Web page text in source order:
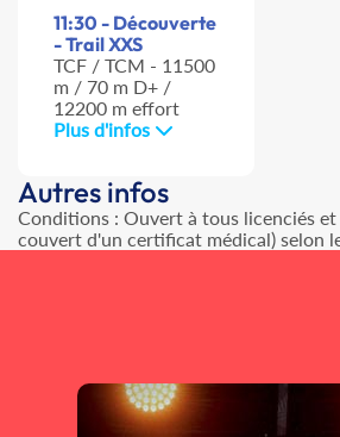
11:30 - Découverte
- Trail XXS
TCF / TCM - 11500
m / 70 m D+ /
12200 m effort
Plus d'infos
Autres infos
Conditions : Ouvert à tous licenciés et
couvert d'un certificat médical) selon